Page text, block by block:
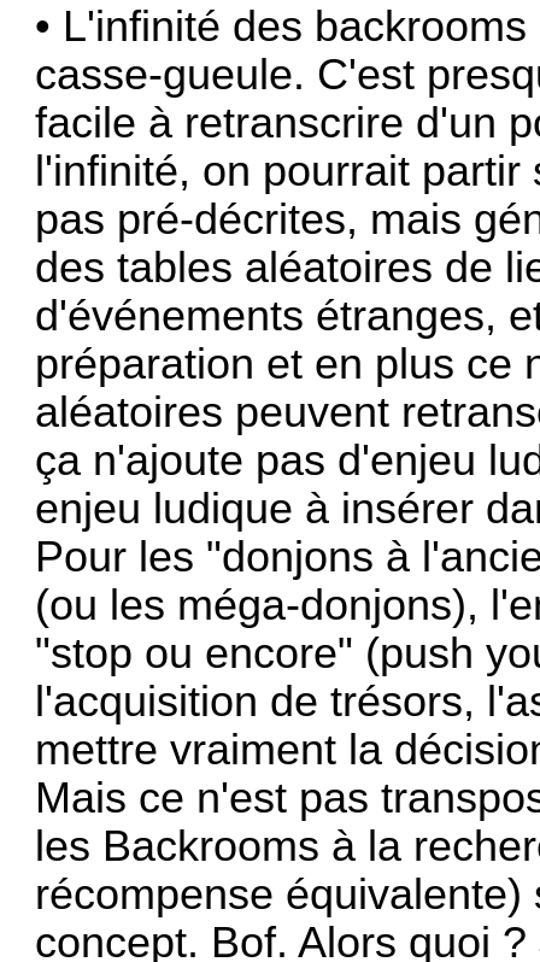
• L'infinité des
casse-gueule. C'est
facile à retranscrire d'un
l'infinité, on pourrait
pas pré-décrites, mais
des tables aléatoires de
d'événements étranges,
préparation et en plus ce
aléatoires peuvent
ça n'ajoute pas d'enjeu
enjeu ludique à insérer
Pour les "donjons à
(ou les méga-donjons),
"stop ou encore" (push
l'acquisition de trésors,
mettre vraiment la
Mais ce n'est pas
les Backrooms à la
récompense
concept. Bof. Alors quoi